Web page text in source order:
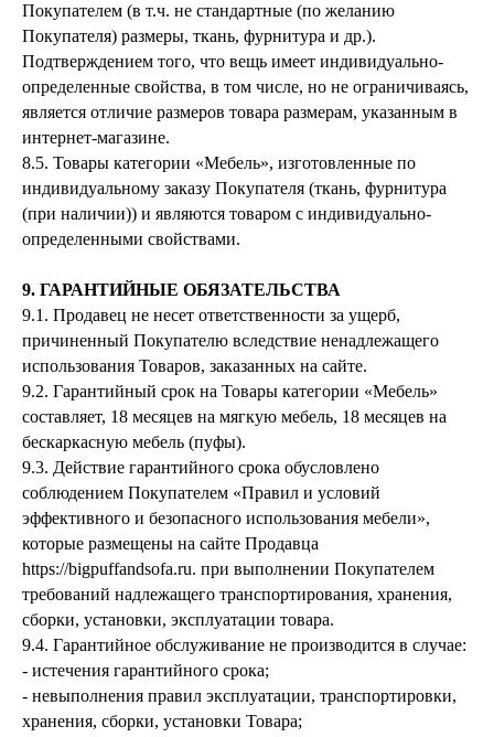
Покупателем (в т.ч. не стандартные (по желанию
Покупателя) размеры, ткань, фурнитура и др.).
Подтверждением того, что вещь имеет индивидуально-
определенные свойства, в том числе, но не ограничиваясь,
является отличие размеров товара размерам, указанным в
интернет-магазине.
8.5. Товары категории «Мебель», изготовленные по
индивидуальному заказу Покупателя (ткань, фурнитура
(при наличии)) и являются товаром с индивидуально-
определенными свойствами.
9. ГАРАНТИЙНЫЕ ОБЯЗАТЕЛЬСТВА
9.1. Продавец не несет ответственности за ущерб,
причиненный Покупателю вследствие ненадлежащего
использования Товаров, заказанных на сайте.
9.2. Гарантийный срок на Товары категории «Мебель»
составляет, 18 месяцев на мягкую мебель, 18 месяцев на
бескаркасную мебель (пуфы).
9.3. Действие гарантийного срока обусловлено
соблюдением Покупателем «Правил и условий
эффективного и безопасного использования мебели»,
которые размещены на сайте Продавца
https://bigpuffandsofa.ru. при выполнении Покупателем
требований надлежащего транспортирования, хранения,
сборки, установки, эксплуатации товара.
9.4. Гарантийное обслуживание не производится в случае:
- истечения гарантийного срока;
- невыполнения правил эксплуатации, транспортировки,
хранения, сборки, установки Товара;
СОЗДАВАЙТЕ УЮТ С НАМИ
ИП Муродова Ксения Уткировна
ИНН 563702575896
Все материалы, размещенные на этом сайте, защищены законом об авторских
информации с этого сайта без письменного разрешения владельца авторских прав
Контакты Оферта
Отзывы
Распродажа